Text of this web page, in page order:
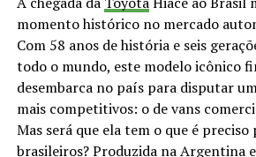
momento histórico no mercado
Com 58 anos de história e seis
todo o mundo, este modelo icônico
desembarca no país para disputar
mais competitivos: o de vans
Mas será que ela tem o que é
brasileiros? Produzida na Argentina